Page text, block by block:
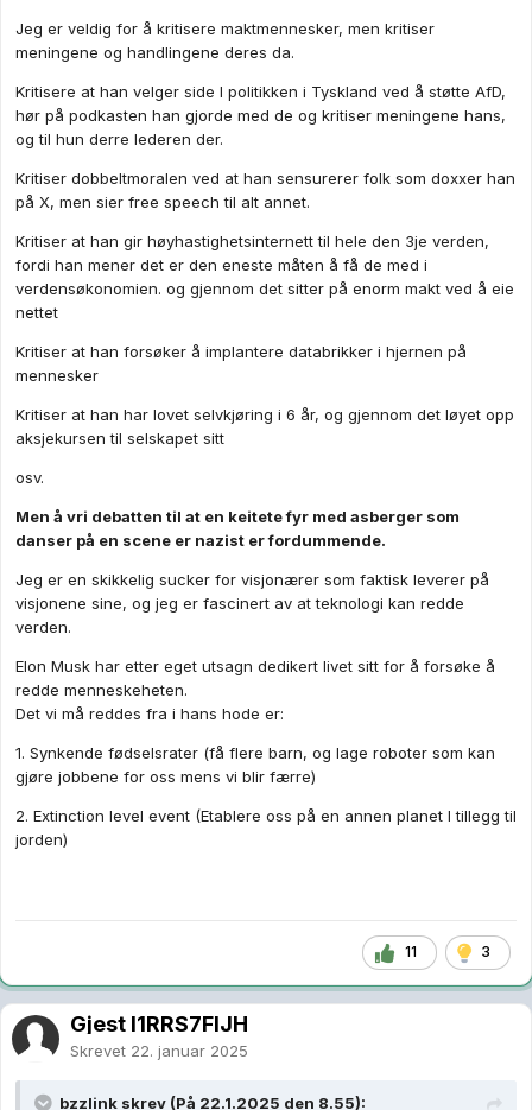
Jeg er veldig for å kritisere maktmennesker, men kritiser
meningene og handlingene deres da.
Kritisere at han velger side I politikken i Tyskland ved å støtte AfD,
hør på podkasten han gjorde med de og kritiser meningene hans,
og til hun derre lederen der.
Kritiser dobbeltmoralen ved at han sensurerer folk som doxxer han
på X, men sier free speech til alt annet.
Kritiser at han gir høyhastighetsinternett til hele den 3je verden,
fordi han mener det er den eneste måten å få de med i
verdensøkonomien. og gjennom det sitter på enorm makt ved å eie
nettet
Kritiser at han forsøker å implantere databrikker i hjernen på
mennesker
Kritiser at han har lovet selvkjøring i 6 år, og gjennom det løyet opp
aksjekursen til selskapet sitt
osv.
Men å vri debatten til at en keitete fyr med asberger som
danser på en scene er nazist er fordummende.
Jeg er en skikkelig sucker for visjonærer som faktisk leverer på
visjonene sine, og jeg er fascinert av at teknologi kan redde
verden.
Elon Musk har etter eget utsagn dedikert livet sitt for å forsøke å
redde menneskeheten.
Det vi må reddes fra i hans hode er:
1. Synkende fødselsrater (få flere barn, og lage roboter som kan
gjøre jobbene for oss mens vi blir færre)
2. Extinction level event (Etablere oss på en annen planet I tillegg til
jorden)
11 3
Gjest I1RRS7FlJH
Skrevet 22. januar 2025
bzzlink skrev (På 22.1.2025 den 8.55):